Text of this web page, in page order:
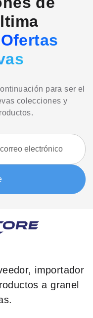
Ofertas
para ser el
colecciones y
importador
a granel